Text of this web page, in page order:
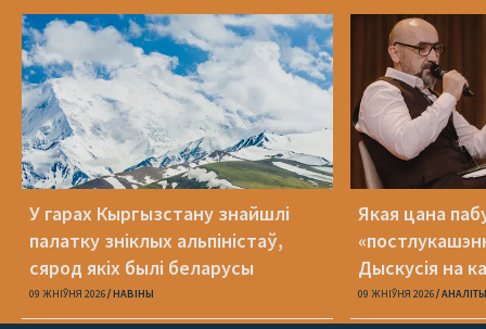
У гарах Кыргызстану знайшлі
палатку зніклых альпіністаў,
сярод якіх былі беларусы
09 ЖНІЎНЯ 2026 НАВІНЫ
Якая цана
Дыскусія на
Беларусь»
09 ЖНІЎНЯ 2026